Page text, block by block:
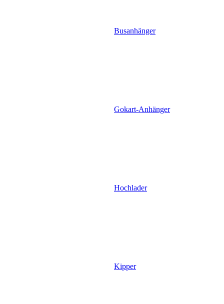
Busanhänger
Gokart-Anhänger
Hochlader
Kipper